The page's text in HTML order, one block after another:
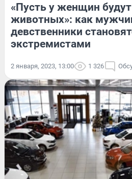
«Пусть у женщин
животных»: как
девственники
экстремистами
2 января, 2023, 13:00 1 326